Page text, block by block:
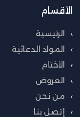
الأقسام
الرئيسية
المواد الدعائية
الأختام
العروض
من نحن
إتصل بنا